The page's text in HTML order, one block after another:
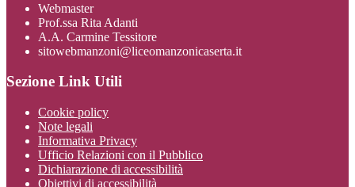
Webmaster
Prof.ssa Rita Adanti
A.A. Carmine Tessitore
sitowebmanzoni@liceomanzonicaserta.it
Sezione Link Utili
Cookie policy
Note legali
Informativa Privacy
Ufficio Relazioni con il Pubblico
Dichiarazione di accessibilità
Obiettivi di accessibilità